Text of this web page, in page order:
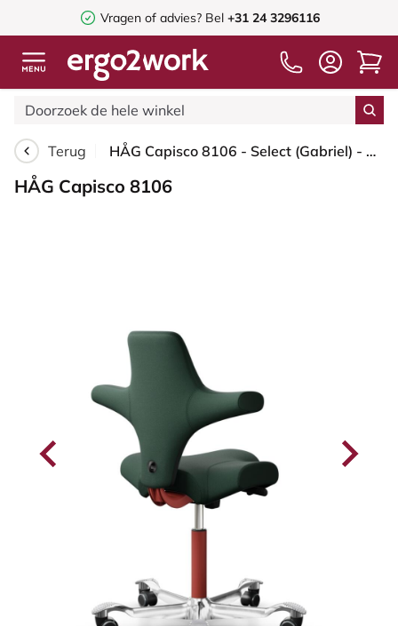
Vragen of advies? Bel +31 24 3296116
Terug HÅG Capisco 8106 - Select (Gabriel) - Wol / Polyamide - SC68209 - Dark green - Framekleur - Blush Rose - Gasveer - 150 mm (Zithoogte 40-55cm) - Vloercontact - Harde wielen t.b.v. zachte vloeren - Voetenring - Nee, geen voetenring - Voetster - Ja, voets...
HÅG Capisco 8106